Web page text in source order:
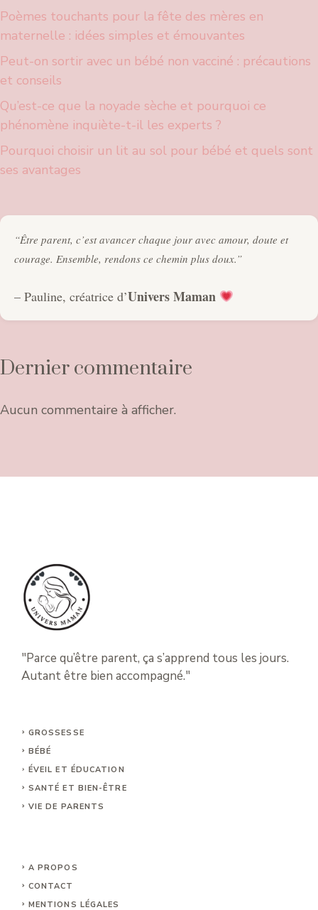
Poèmes touchants pour la fête des mères en
maternelle : idées simples et émouvantes
Peut-on sortir avec un bébé non vacciné : précautions
et conseils
Qu’est-ce que la noyade sèche et pourquoi ce
phénomène inquiète-t-il les experts ?
Pourquoi choisir un lit au sol pour bébé et quels sont
ses avantages
“Être parent, c’est avancer chaque jour avec amour, doute et
courage. Ensemble, rendons ce chemin plus doux.”
– Pauline, créatrice d’Univers Maman
Dernier commentaire
Aucun commentaire à afficher.
"Parce qu’être parent, ça s’apprend tous les jours.
Autant être bien accompagné."
GROSSESSE
BÉBÉ
ÉVEIL ET ÉDUCATION
SANTÉ ET BIEN-ÊTRE
VIE DE PARENTS
A PROPOS
CONTACT
MENTIONS LÉGALES